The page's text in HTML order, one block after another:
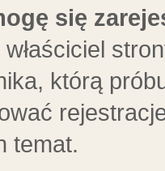
się
którą
temat.